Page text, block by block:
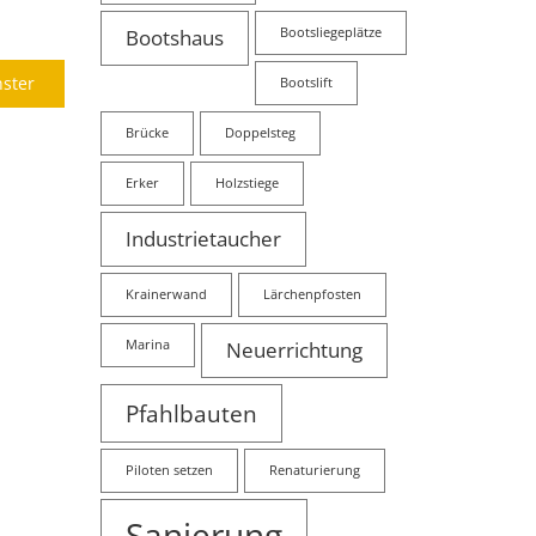
Next
post:
Bootshaus Bootsliegeplätze
Bootslift
Brücke Doppelsteg
Erker Holzstiege
Industrietaucher
Krainerwand Lärchenpfosten
Marina Neuerrichtung
Pfahlbauten
Piloten setzen Renaturierung